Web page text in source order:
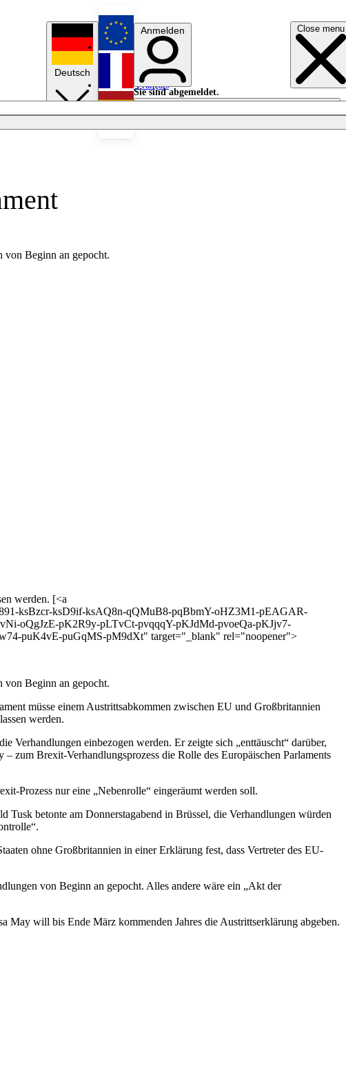
Close menu
Deutsch
English
Français
Anmelden
Sie sind abgemeldet.
Anmelden
Licht aus
von Beginn an gepocht.
werden. [<a
ksBzcr-ksD9if-ksAQ8n-qQMuB8-pqBbmY-oHZ3M1-pEAGAR-
oQgJzE-pK2R9y-pLTvCt-pvqqqY-pKJdMd-pvoeQa-pKJjv7-
puK4vE-puGqMS-pM9dXt" target="_blank" rel="noopener">
von Beginn an gepocht.
müsse einem Austrittsabkommen zwischen EU und Großbritannien
werden.
Verhandlungen einbezogen werden. Er zeigte sich „enttäuscht“ darüber,
zum Brexit-Verhandlungsprozess die Rolle des Europäischen Parlaments
Prozess nur eine „Nebenrolle“ eingeräumt werden soll.
Tusk betonte am Donnerstagabend in Brüssel, die Verhandlungen würden
ohne Großbritannien in einer Erklärung fest, dass Vertreter des EU-
von Beginn an gepocht. Alles andere wäre ein „Akt der
will bis Ende März kommenden Jahres die Austrittserklärung abgeben.